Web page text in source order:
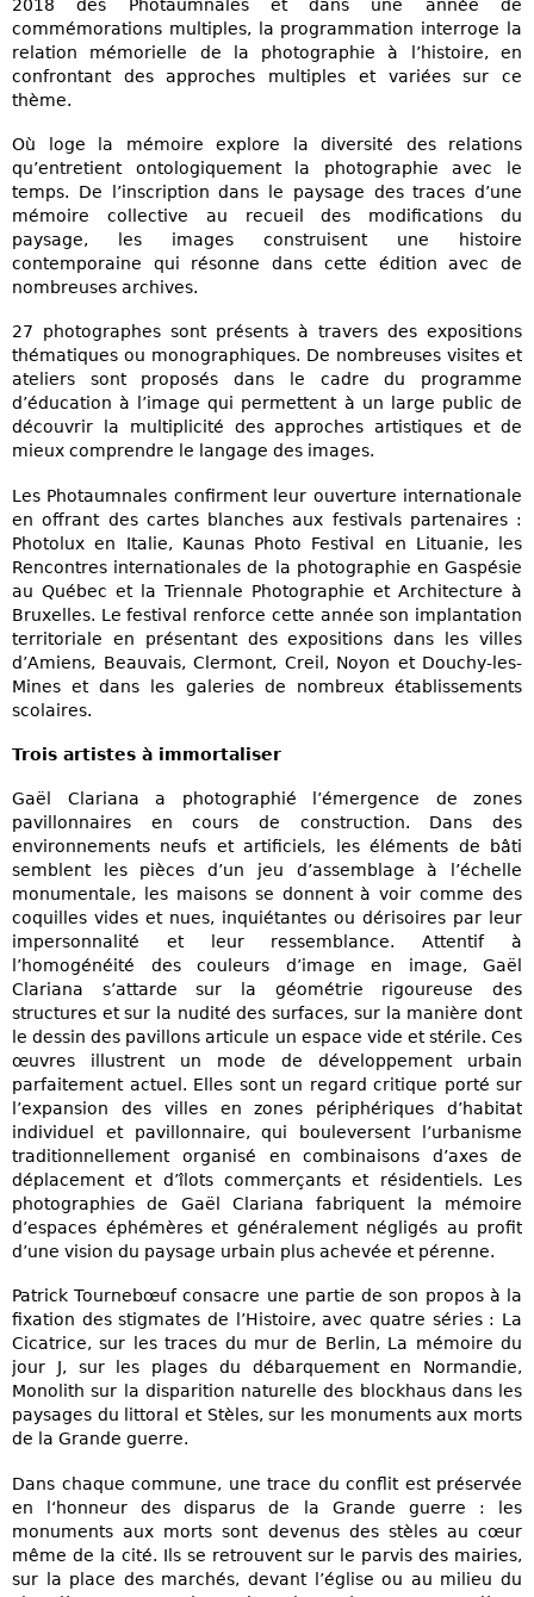
2018 des Photaumnales et dans une année de
commémorations multiples, la programmation interroge la
relation mémorielle de la photographie à l’histoire, en
confrontant des approches multiples et variées sur ce
thème.
Où loge la mémoire explore la diversité des relations
qu’entretient ontologiquement la photographie avec le
temps. De l’inscription dans le paysage des traces d’une
mémoire collective au recueil des modifications du
paysage, les images construisent une histoire
contemporaine qui résonne dans cette édition avec de
nombreuses archives.
27 photographes sont présents à travers des expositions
thématiques ou monographiques. De nombreuses visites et
ateliers sont proposés dans le cadre du programme
d’éducation à l’image qui permettent à un large public de
découvrir la multiplicité des approches artistiques et de
mieux comprendre le langage des images.
Les Photaumnales confirment leur ouverture internationale
en offrant des cartes blanches aux festivals partenaires :
Photolux en Italie, Kaunas Photo Festival en Lituanie, les
Rencontres internationales de la photographie en Gaspésie
au Québec et la Triennale Photographie et Architecture à
Bruxelles. Le festival renforce cette année son implantation
territoriale en présentant des expositions dans les villes
d’Amiens, Beauvais, Clermont, Creil, Noyon et Douchy-les-
Mines et dans les galeries de nombreux établissements
scolaires.
Trois artistes à immortaliser
Gaël Clariana a photographié l’émergence de zones
pavillonnaires en cours de construction. Dans des
environnements neufs et artificiels, les éléments de bâti
semblent les pièces d’un jeu d’assemblage à l’échelle
monumentale, les maisons se donnent à voir comme des
coquilles vides et nues, inquiétantes ou dérisoires par leur
impersonnalité et leur ressemblance. Attentif à
l’homogénéité des couleurs d’image en image, Gaël
Clariana s’attarde sur la géométrie rigoureuse des
structures et sur la nudité des surfaces, sur la manière dont
le dessin des pavillons articule un espace vide et stérile. Ces
œuvres illustrent un mode de développement urbain
parfaitement actuel. Elles sont un regard critique porté sur
l’expansion des villes en zones périphériques d’habitat
individuel et pavillonnaire, qui bouleversent l’urbanisme
traditionnellement organisé en combinaisons d’axes de
déplacement et d’îlots commerçants et résidentiels. Les
photographies de Gaël Clariana fabriquent la mémoire
d’espaces éphémères et généralement négligés au profit
d’une vision du paysage urbain plus achevée et pérenne.
Patrick Tournebœuf consacre une partie de son propos à la
fixation des stigmates de l’Histoire, avec quatre séries : La
Cicatrice, sur les traces du mur de Berlin, La mémoire du
jour J, sur les plages du débarquement en Normandie,
Monolith sur la disparition naturelle des blockhaus dans les
paysages du littoral et Stèles, sur les monuments aux morts
de la Grande guerre.
Dans chaque commune, une trace du conflit est préservée
en l‘honneur des disparus de la Grande guerre : les
monuments aux morts sont devenus des stèles au cœur
même de la cité. Ils se retrouvent sur le parvis des mairies,
sur la place des marchés, devant l’église ou au milieu du